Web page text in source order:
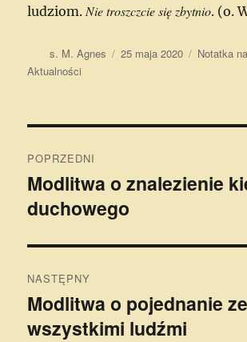
ludziom. Nie troszczcie się zbytnio. (o.
Autor
s. M. Agnes
Data
25 maja 2020 Format
Notatka
Aktualności
wpisu
POPRZEDNI
Poprzedni
wpis:
Modlitwa o znalezienie
duchowego
NASTĘPNY
Następny
wpis:
Modlitwa o pojednanie ze
wszystkimi ludźmi